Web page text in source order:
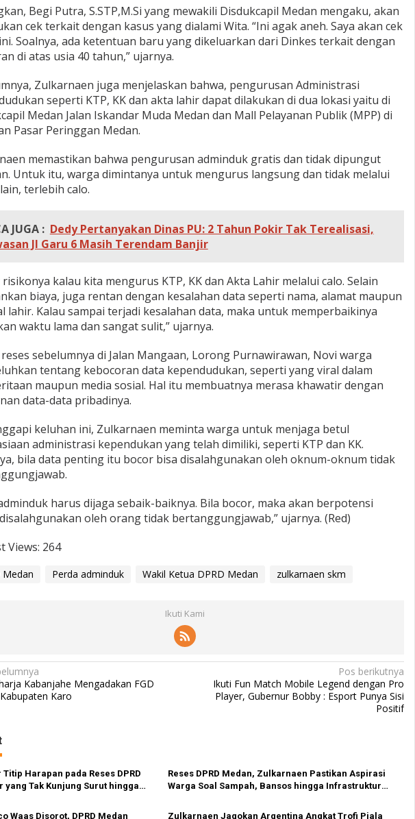
Begi Putra, S.STP,M.Si yang mewakili Disdukcapil Medan mengaku, akan
cek terkait dengan kasus yang dialami Wita. “Ini agak aneh. Saya akan cek
Soalnya, ada ketentuan baru yang dikeluarkan dari Dinkes terkait dengan
di atas usia 40 tahun,” ujarnya.
Zulkarnaen juga menjelaskan bahwa, pengurusan Administrasi
seperti KTP, KK dan akta lahir dapat dilakukan di dua lokasi yaitu di
Medan Jalan Iskandar Muda Medan dan Mall Pelayanan Publik (MPP) di
Pasar Peringgan Medan.
memastikan bahwa pengurusan adminduk gratis dan tidak dipungut
Untuk itu, warga dimintanya untuk mengurus langsung dan tidak melalui
terlebih calo.
JUGA : Dedy Pertanyakan Dinas PU: 2 Tahun Pokir Tak Terealisasi,
Jl Garu 6 Masih Terendam Banjir
risikonya kalau kita mengurus KTP, KK dan Akta Lahir melalui calo. Selain
biaya, juga rentan dengan kesalahan data seperti nama, alamat maupun
lahir. Kalau sampai terjadi kesalahan data, maka untuk memperbaikinya
waktu lama dan sangat sulit,” ujarnya.
sebelumnya di Jalan Mangaan, Lorong Purnawirawan, Novi warga
tentang kebocoran data kependudukan, seperti yang viral dalam
maupun media sosial. Hal itu membuatnya merasa khawatir dengan
data-data pribadinya.
keluhan ini, Zulkarnaen meminta warga untuk menjaga betul
administrasi kependukan yang telah dimiliki, seperti KTP dan KK.
bila data penting itu bocor bisa disalahgunakan oleh oknum-oknum tidak
harus dijaga sebaik-baiknya. Bila bocor, maka akan berpotensi
oleh orang tidak bertanggungjawab,” ujarnya. (Red)
Views: 264
Medan Perda adminduk Wakil Ketua DPRD Medan zulkarnaen skm
Ikuti Kami
Kabanjahe Mengadakan FGD
Karo
Pos berikutnya
Ikuti Fun Match Mobile Legend dengan Pro
Player, Gubernur Bobby : Esport Punya Sisi
Positif
Harapan pada Reses DPRD
yang Tak Kunjung Surut hingga
Reses DPRD Medan, Zulkarnaen Pastikan Aspirasi
Warga Soal Sampah, Bansos hingga Infrastruktur
Waas Disorot, DPRD Medan
Zulkarnaen Jagokan Argentina Angkat Trofi Piala